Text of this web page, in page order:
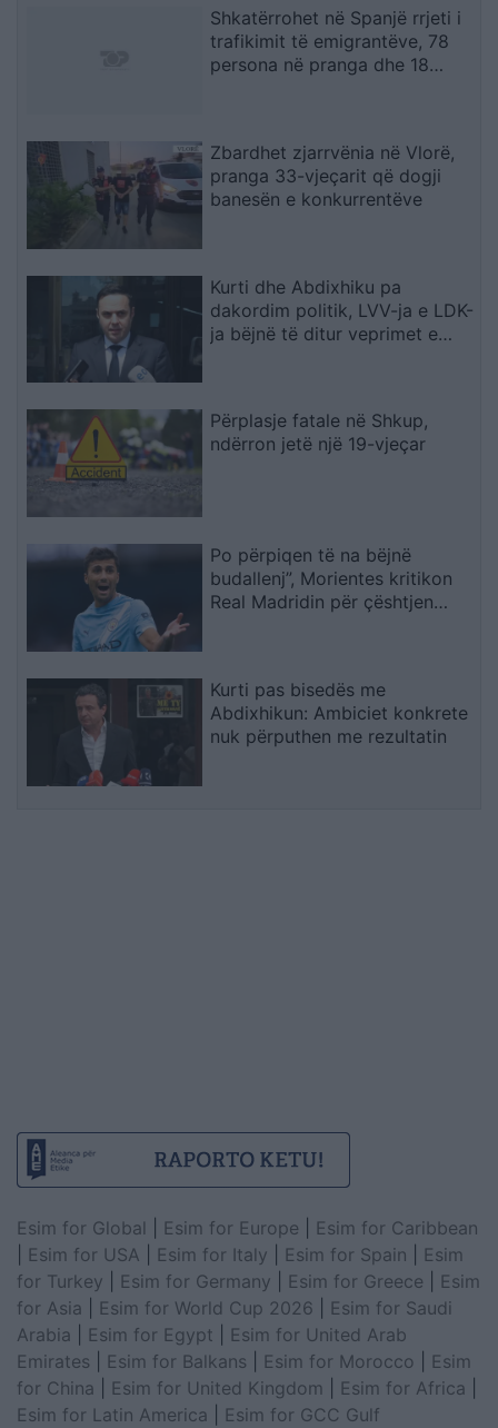
Shkatërrohet në Spanjë rrjeti i
trafikimit të emigrantëve, 78
persona në pranga dhe 18
Zbardhet zjarrvënia në Vlorë,
pranga 33-vjeçarit që dogji
banesën e konkurrentëve
Kurti dhe Abdixhiku pa
dakordim politik, LVV-ja e LDK-
ja bëjnë të ditur veprimet e
Përplasje fatale në Shkup,
ndërron jetë një 19-vjeçar
Po përpiqen të na bëjnë
budallenj”, Morientes kritikon
Real Madridin për çështjen
Kurti pas bisedës me
Abdixhikun: Ambiciet konkrete
nuk përputhen me rezultatin
Esim for Global Esim for Europe
Esim for Caribbean
Esim for USA Esim for Italy Esim for Spain
Esim
for Turkey
Esim for Germany Esim for Greece
Esim
for Asia
Esim for World Cup 2026
Esim for Saudi
Arabia
Esim for Egypt
Esim for United Arab
Emirates
Esim for Balkans Esim for Morocco
Esim
for China
Esim for United Kingdom Esim for Africa
Esim for Latin America
Esim for GCC Gulf